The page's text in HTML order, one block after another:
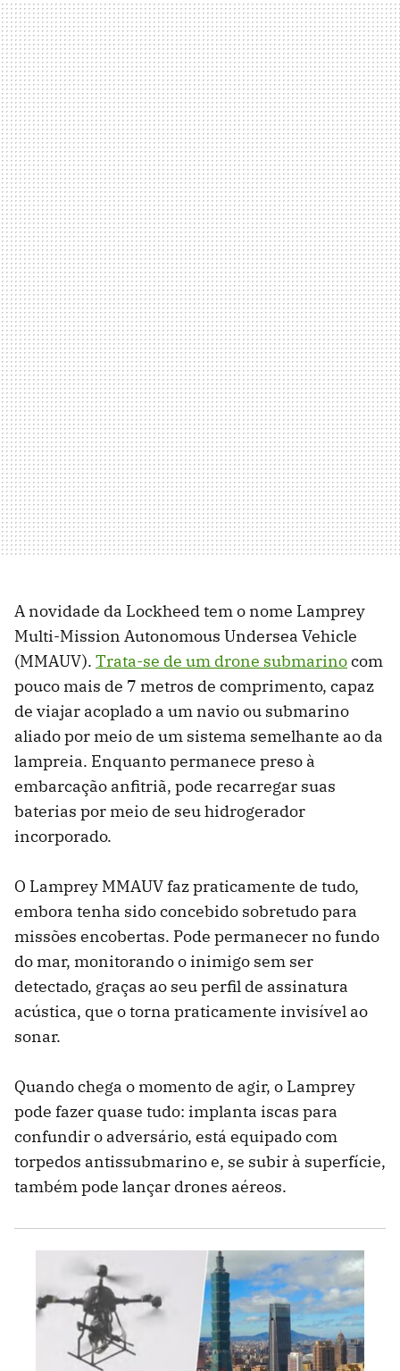
A novidade da Lockheed tem o nome Lamprey
Multi-Mission Autonomous Undersea Vehicle
(MMAUV). Trata-se de um drone submarinocom
pouco mais de 7 metros de comprimento, capaz
de viajar acoplado a um navio ou submarino
aliado por meio de um sistema semelhante ao da
lampreia. Enquanto permanece preso à
embarcação anfitriã, pode recarregar suas
baterias por meio de seu hidrogerador
incorporado.
O Lamprey MMAUV faz praticamente de tudo,
embora tenha sido concebido sobretudo para
missões encobertas. Pode permanecer no fundo
do mar, monitorando o inimigo sem ser
detectado, graças ao seu perfil de assinatura
acústica, que o torna praticamente invisível ao
sonar.
Quando chega o momento de agir, o Lamprey
pode fazer quase tudo: implanta iscas para
confundir o adversário, está equipado com
torpedos antissubmarino e, se subir à superfície,
também pode lançar drones aéreos.